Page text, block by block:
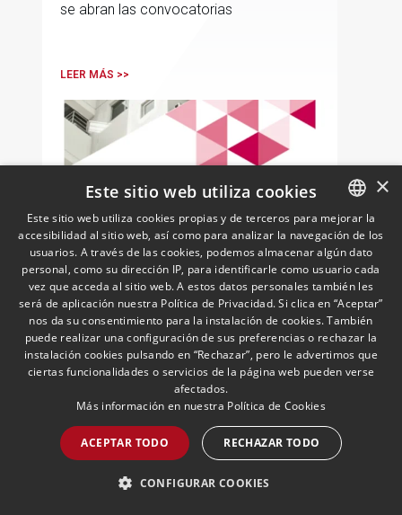
se abran las convocatorias
LEER MÁS >>
Newsletter Actualidad
Inmobiliaria | Julio 2026
16/07/2026Inmobiliario, Construcción y
Urbanismo
Analizamos las últimas novedades
legislativas que impactan en el sector
Inmobiliario
LEER MÁS >>
SPANISH
ENGLISH
PORTUGUESE
×
Este sitio web utiliza cookies
Este sitio web utiliza cookies propias y de terceros para mejorar la
accesibilidad al sitio web, así como para analizar la navegación de los
usuarios. A través de las cookies, podemos almacenar algún dato
personal, como su dirección IP, para identificarle como usuario cada
vez que acceda al sitio web. A estos datos personales también les
será de aplicación nuestra Política de Privacidad. Si clica en “Aceptar”
nos da su consentimiento para la instalación de cookies. También
puede realizar una configuración de sus preferencias o rechazar la
instalación cookies pulsando en “Rechazar”, pero le advertimos que
ciertas funcionalidades o servicios de la página web pueden verse
afectados.
Más información en nuestra Política de Cookies
ACEPTAR TODO RECHAZAR TODO
CONFIGURAR COOKIES